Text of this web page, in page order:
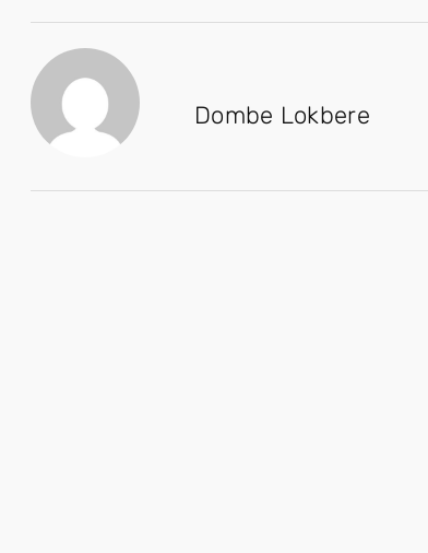
Dombe Lokbere